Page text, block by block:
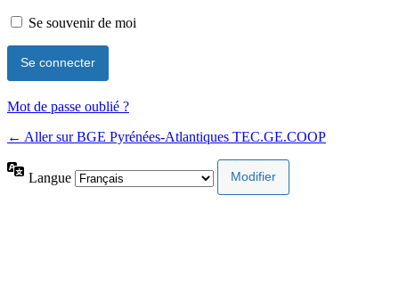
Se souvenir de moi
Mot de passe oublié ?
← Aller sur BGE Pyrénées-Atlantiques TEC.GE.COOP
Langue